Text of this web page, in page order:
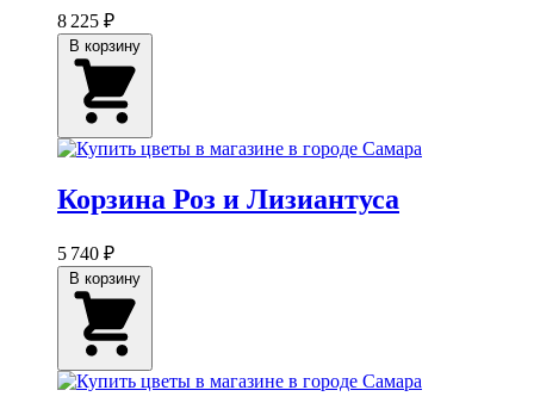
8 225 ₽
Корзина Роз и Лизиантуса
5 740 ₽